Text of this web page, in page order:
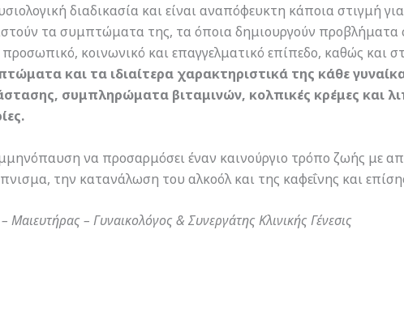
διαδικασία και είναι αναπόφευκτη κάποια στιγμή
τα συμπτώματα της, τα όποια δημιουργούν
κοινωνικό και επαγγελματικό επίπεδο, καθώς και
και τα ιδιαίτερα χαρακτηριστικά της κάθε
συμπληρώματα βιταμινών, κολπικές κρέμες και
να προσαρμόσει έναν καινούργιο τρόπο ζωής με
την κατανάλωση του αλκοόλ και της καφεΐνης και
– Γυναικολόγος & Συνεργάτης Κλινικής Γένεσις